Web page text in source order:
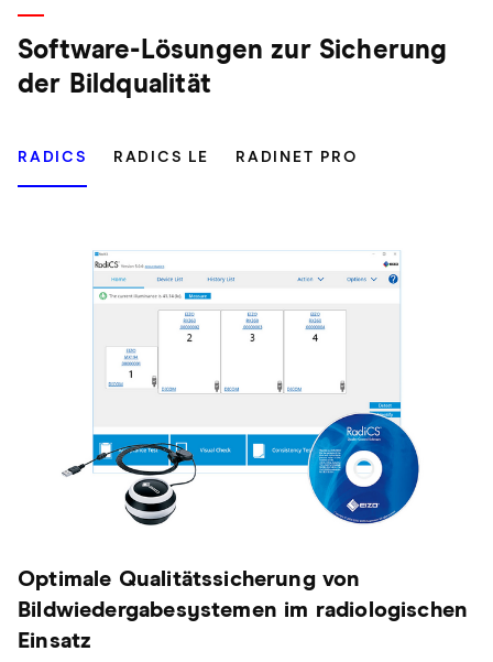
Software-Lösungen zur Sicherung
der Bildqualität
RADICS RADICS LE RADINET PRO
Optimale Qualitätssicherung von
Bildwiedergabesystemen im radiologischen
Einsatz